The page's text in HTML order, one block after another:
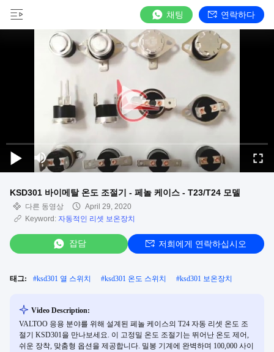
채팅 연락하다
KSD301 바이메탈 온도 조절기 - 페놀 케이스 - T23/T24 모델
다른 동영상
April 29, 2020
Keyword: 자동적인 리셋 보온장치
잡담 저희에게 연락하십시오
태그: #ksd301 열 스위치 #ksd301 온도 스위치 #ksd301 보온장치
Video Description:
VALTOO 응용 분야를 위해 설계된 페놀 케이스의 T24 자동 리셋 온도 조
절기 KSD301을 만나보세요. 이 고정밀 온도 조절기는 뛰어난 온도 제어,
쉬운 장착, 맞춤형 옵션을 제공합니다. 밀봉 기계에 완벽하며 100,000 사이